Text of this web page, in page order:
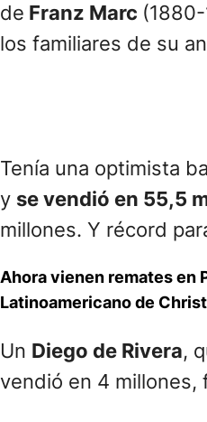
de Franz Marc
los familiares de su
Tenía una optimista
y se vendió en 55,5
millones. Y récord
Ahora vienen remates en
Latinoamericano de
Un Diego de Rivera,
vendió en 4 millones,